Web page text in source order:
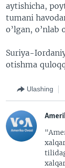
aytishicha,
tumani
o’lgan, o’nlab
Suriya-
otishma
Ulashing